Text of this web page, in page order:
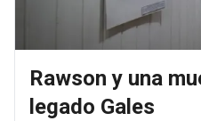
Rawson y una
legado Gales